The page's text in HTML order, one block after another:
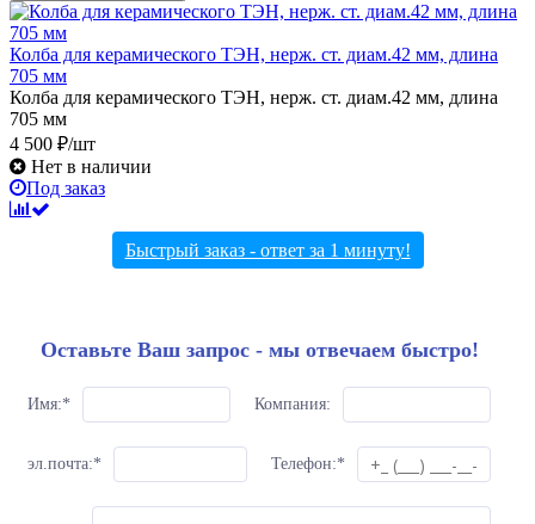
Колба для керамического ТЭН, нерж. ст. диам.42 мм, длина
705 мм
Колба для керамического ТЭН, нерж. ст. диам.42 мм, длина
705 мм
4 500 ₽/шт
Нет в наличии
Под заказ
Быстрый заказ - ответ за 1 минуту!
Оставьте Ваш запрос - мы отвечаем быстро!
Имя:* Компания:
эл.почта:* Телефон:*